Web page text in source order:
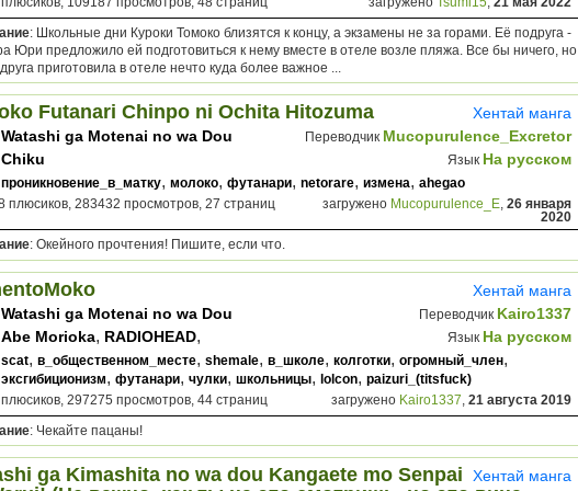
: Школьные дни Куроки Томоко близятся к концу, а экзамены не за горами. Её подруга -
Юри предложило ей подготовиться к нему вместе в отеле возле пляжа. Все бы ничего, но
приготовила в отеле нечто куда более важное ...
Хентай манга
Futanari Chinpo ni Ochita Hitozuma
Watashi ga Motenai no wa Dou
Kangaete mo Omaera ga Warui!
Переводчик Mucopurulence_Excretor
Chiku
Язык На русском
проникновение_в_матку, молоко, футанари, netorare, измена, ahegao
плюсиков, 283432 просмотров, 27 страниц
загружено Mucopurulence_E, 26 января
2020
: Окейного прочтения! Пишите, если что.
Хентай манга
Watashi ga Motenai no wa Dou
Kangaete mo Omaera ga Warui!
Переводчик Kairo1337
Abe Morioka, RADIOHEAD,
tsunamushi
Язык На русском
scat, в_общественном_месте, shemale, в_школе, колготки, огромный_член,
эксгибиционизм, футанари, чулки, школьницы, lolcon, paizuri_(titsfuck)
297275 просмотров, 44 страниц
загружено Kairo1337, 21 августа 2019
: Чекайте пацаны!
Хентай манга
ga Kimashita no wa dou Kangaete mo Senpai